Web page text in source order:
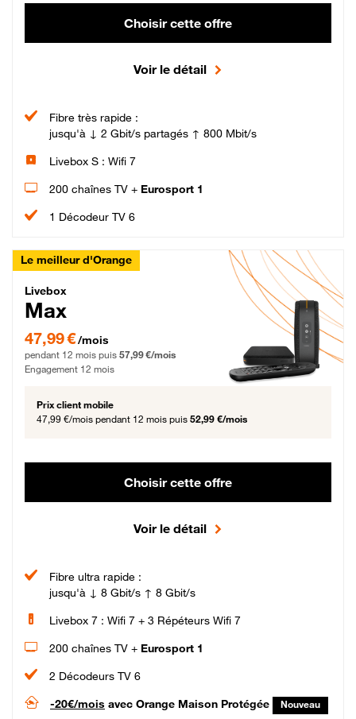
Choisir cette offre
Voir le détail
Fibre très rapide :
jusqu'à ↓ 2 Gbit/s partagés ↑ 800 Mbit/s
Livebox S : Wifi 7
200 chaînes TV + Eurosport 1
1 Décodeur TV 6
Le meilleur d'Orange
Livebox Max Fibre
Livebox
Max
47,99 € par mois pendant 12 mois puis 57,99 € par mois, Engagement 12 mois
47,99 €/mois
pendant 12 mois puis 57,99 €/mois
Engagement 12 mois
Prix client mobile
47,99 €/mois pendant 12 mois puis 52,99 €/mois
Choisir cette offre
Voir le détail
Fibre ultra rapide :
jusqu'à ↓ 8 Gbit/s ↑ 8 Gbit/s
Livebox 7 : Wifi 7 + 3 Répéteurs Wifi 7
200 chaînes TV + Eurosport 1
2 Décodeurs TV 6
-20€/mois avec Orange Maison Protégée Nouveau